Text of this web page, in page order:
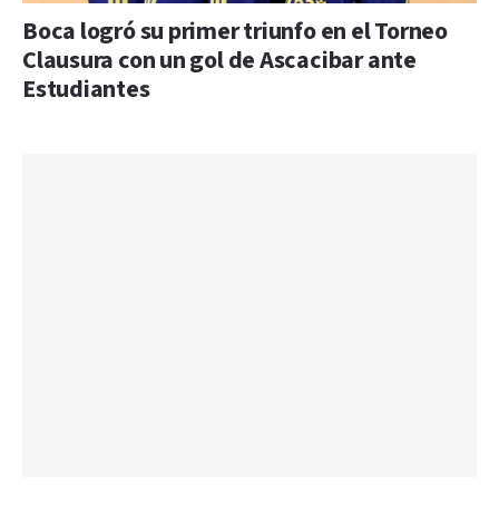
Boca logró su primer triunfo en el Torneo
Clausura con un gol de Ascacibar ante
Estudiantes